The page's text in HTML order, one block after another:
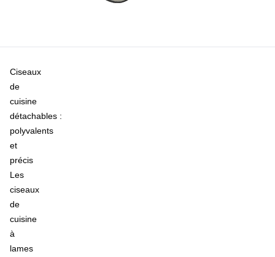
Ciseaux
de
cuisine
détachables :
polyvalents
et
précis
Les
ciseaux
de
cuisine
à
lames